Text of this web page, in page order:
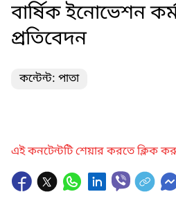
বার্ষিক ইনোভেশন
প্রতিবেদন
কন্টেন্ট: পাতা
এই কনটেন্টটি শেয়ার করতে ক্লিক